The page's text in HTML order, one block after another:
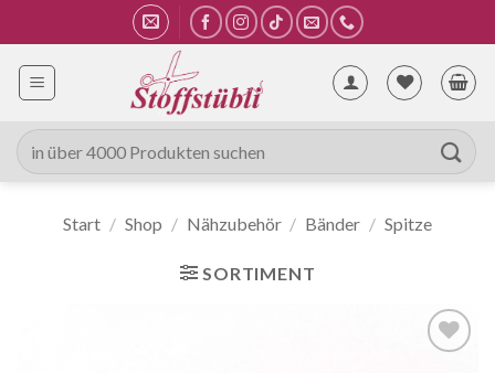
Inhalt
springen
Suche
nach:
Start / Shop / Nähzubehör / Bänder / Spitze
SORTIMENT